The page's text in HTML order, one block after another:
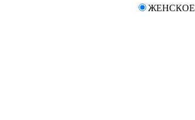
ЖЕНСКОЕ